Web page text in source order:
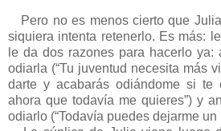
Pero no es menos cierto que
siquiera intenta retenerlo. Es más: le
le da dos razones para hacerlo ya:
odiarla (“Tu juventud necesita más
darte y acabarás odiándome si te
ahora que todavía me quieres”) y
odiarlo (“Todavía puedes dejarme un